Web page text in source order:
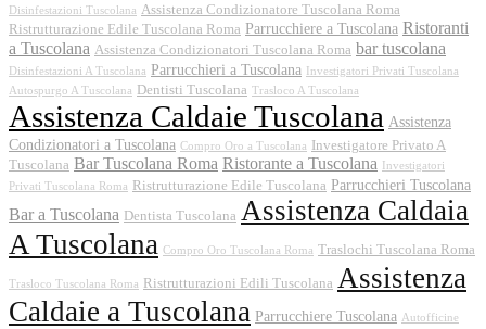
Disinfestazioni Tuscolana Assistenza Condizionatore Tuscolana Roma
Ristrutturazione Edile Tuscolana Roma Parrucchiere a Tuscolana Ristoranti
a Tuscolana Assistenza Condizionatori Tuscolana Roma bar tuscolana
Disinfestazioni A Tuscolana Parrucchieri a Tuscolana
Investigatori Privati Tuscolana
Autospurgo A Tuscolana Dentisti Tuscolana Trasloco A Tuscolana
Assistenza Caldaie Tuscolana Assistenza
Condizionatori a Tuscolana Compro Oro a Tuscolana Investigatore Privato A
Tuscolana Bar Tuscolana Roma Ristorante a Tuscolana
Investigatori
Privati Tuscolana Roma Ristrutturazione Edile Tuscolana Parrucchieri Tuscolana
Bar a Tuscolana Dentista Tuscolana Assistenza Caldaia
A Tuscolana Compro Oro Tuscolana Roma Traslochi Tuscolana Roma
Trasloco Tuscolana Roma Ristrutturazioni Edili Tuscolana Assistenza
Caldaie a Tuscolana Parrucchiere Tuscolana Autofficine